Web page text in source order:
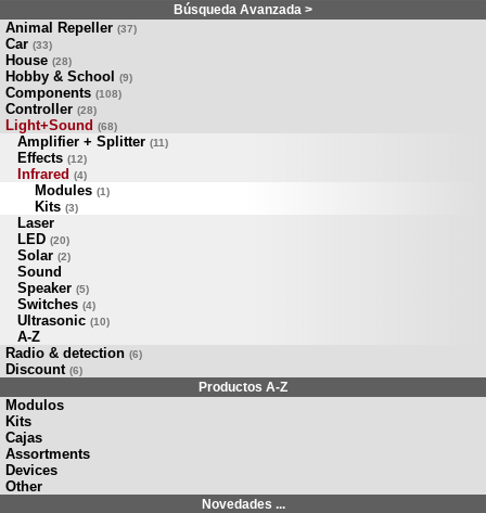
Búsqueda Avanzada >
Animal Repeller (37)
Car (33)
House (28)
Hobby & School (9)
Components (108)
Controller (28)
Light+Sound (68)
Amplifier + Splitter (11)
Effects (12)
Infrared (4)
Modules (1)
Kits (3)
Laser
LED (20)
Solar (2)
Sound
Speaker (5)
Switches (4)
Ultrasonic (10)
A-Z
Radio & detection (6)
Discount (6)
Productos A-Z
Modulos
Kits
Cajas
Assortments
Devices
Other
Novedades ...